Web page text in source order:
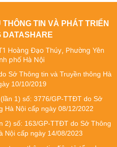
TIN VÀ PHÁT TRIỂN
DATASHARE
Hoàng Đạo Thúy, Phường Yên
phố Hà Nội
Sở Thông tin và Truyền thông Hà
10/10/2019
1) số: 3776/GP-TTĐT do Sở
Hà Nội cấp ngày 08/12/2022
2) số: 163/GP-TTĐT do Sở Thông
Nội cấp ngày 14/08/2023